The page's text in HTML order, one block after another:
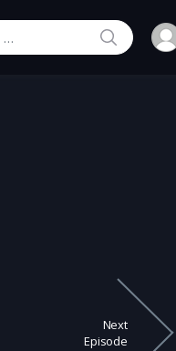
SEARCH
Next
Episode